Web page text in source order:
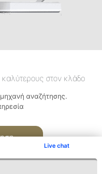
Live chat
στον κλάδο
αναζήτησης.